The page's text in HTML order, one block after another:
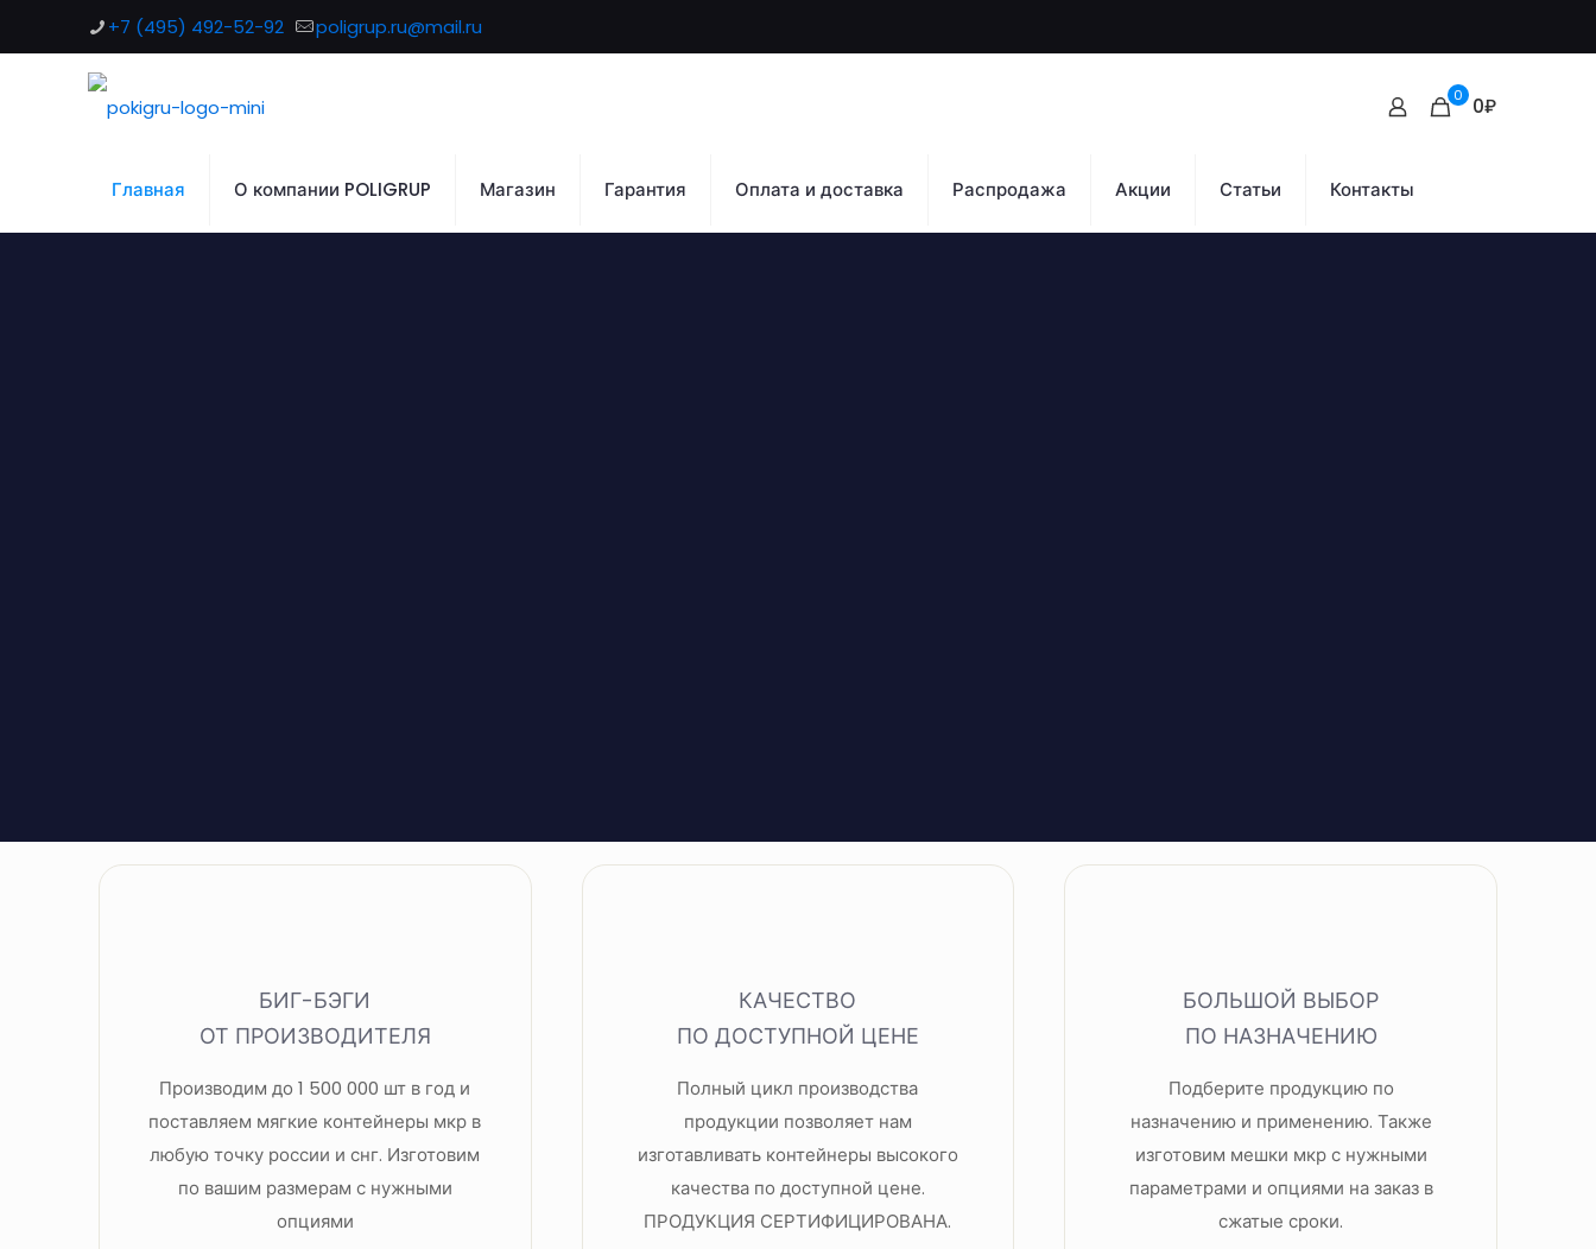
+7 (495) 492-52-92 poligrup.ru@mail.ru
0 0₽
Главная О компании POLIGRUP Магазин Гарантия Оплата и доставка Распродажа Акции Статьи Контакты
БИГ-БЭГИ
ОТ ПРОИЗВОДИТЕЛЯ
Производим до 1 500 000 шт в год и
поставляем мягкие контейнеры мкр в
любую точку россии и снг. Изготовим
по вашим размерам с нужными
опциями
КАЧЕСТВО
ПО ДОСТУПНОЙ ЦЕНЕ
Полный цикл производства
продукции позволяет нам
изготавливать контейнеры высокого
качества по доступной цене.
ПРОДУКЦИЯ СЕРТИФИЦИРОВАНА.
БОЛЬШОЙ ВЫБОР
ПО НАЗНАЧЕНИЮ
Подберите продукцию по
назначению и применению. Также
изготовим мешки мкр с нужными
параметрами и опциями на заказ в
сжатые сроки.